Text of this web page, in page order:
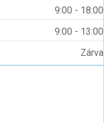
9:00 - 18:00
9:00 - 13:00
Zárva